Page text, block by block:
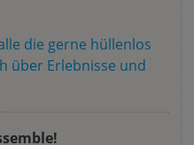
die gerne hüllenlos
über Erlebnisse und